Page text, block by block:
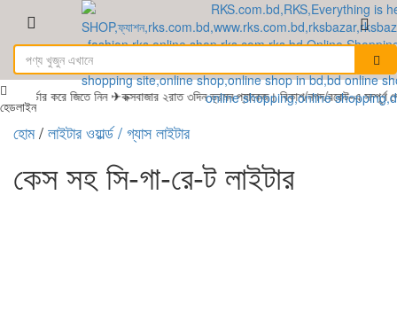
হেডলাইন
করে জিতে নিন ✈কক্সবাজার ২রাত ৩দিন ভ্রমন প্যাকেজ। বিকাশ/নগদ/রকেট-এ সম্পূর্ণ
হোম/লাইটার ওয়ার্ল্ড/ গ্যাস লাইটার
কেস সহ সি-গা-রে-ট লাইটার